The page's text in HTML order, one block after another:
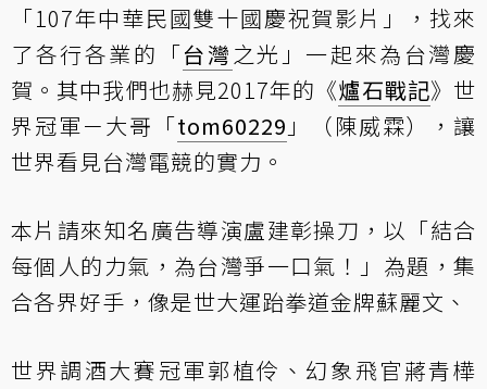
「107年中華民國雙十國慶祝賀影片」，找來
了各行各業的「台灣 之光」一起來為台灣慶
賀。其中我們也赫見2017年的《爐石戰記》世
界冠軍－大哥「tom60229 」（陳威霖），讓
世界看見台灣電競的實力。
本片請來知名廣告導演盧建彰操刀，以「結合
每個人的力氣，為台灣爭一口氣！」為題，集
合各界好手，像是世大運跆拳道金牌蘇麗文、
世界調酒大賽冠軍郭植伶、幻象飛官蔣青樺